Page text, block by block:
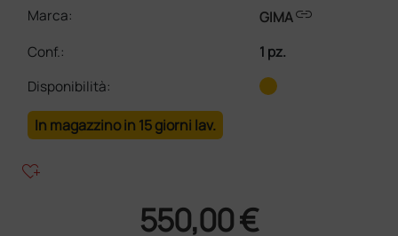
Marca:
GIMAlink
Conf.:
1 pz.
Disponibilità:
In magazzino in 15 giorni lav.
heart_plus
550,00 €